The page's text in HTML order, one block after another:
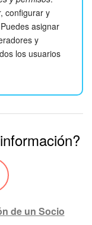
configurar y
asignar
y
los usuarios
de un Socio